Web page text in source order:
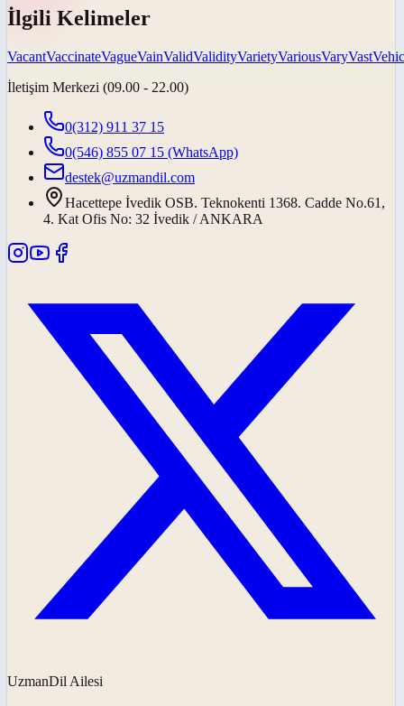
İlgili Kelimeler
VacantVaccinateVagueVainValidValidityVarietyVariousVaryVast
İletişim Merkezi (09.00 - 22.00)
0(312) 911 37 15
0(546) 855 07 15 (WhatsApp)
destek@uzmandil.com
Hacettepe İvedik OSB. Teknokenti 1368. Cadde No.61,
4. Kat Ofis No: 32 İvedik / ANKARA
UzmanDil Ailesi